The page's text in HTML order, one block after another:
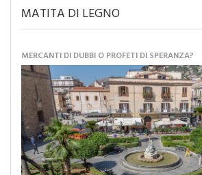
MATITA DI LEGNO
MERCANTI DI DUBBI O PROFETI DI SPERANZA?